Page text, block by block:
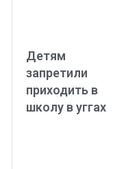
Детям
запретили
приходить в
школу в уггах